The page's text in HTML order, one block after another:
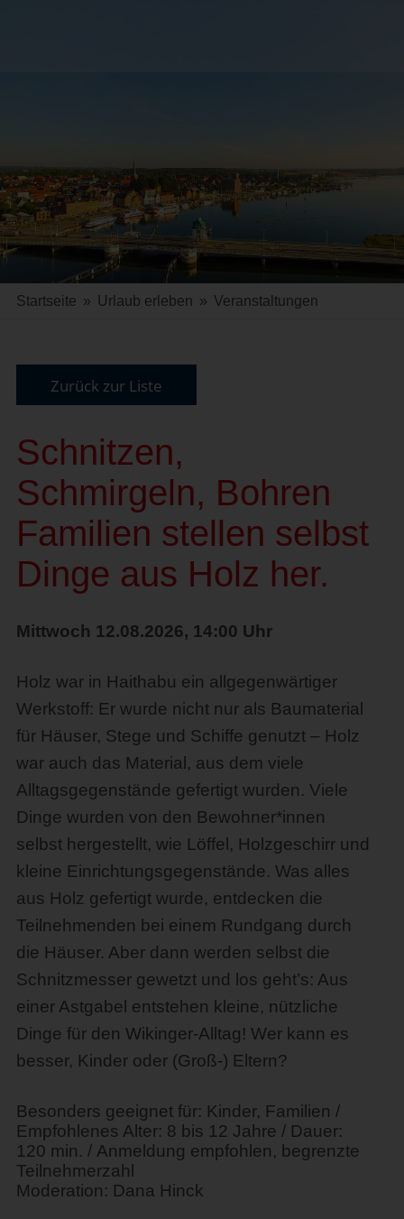
Startseite » Urlaub erleben » Veranstaltungen
Zurück zur Liste
Schnitzen,
Schmirgeln, Bohren
Familien stellen selbst
Dinge aus Holz her.
Mittwoch 12.08.2026, 14:00 Uhr
Holz war in Haithabu ein allgegenwärtiger
Werkstoff: Er wurde nicht nur als Baumaterial
für Häuser, Stege und Schiffe genutzt – Holz
war auch das Material, aus dem viele
Alltagsgegenstände gefertigt wurden. Viele
Dinge wurden von den Bewohner*innen
selbst hergestellt, wie Löffel, Holzgeschirr und
kleine Einrichtungsgegenstände. Was alles
aus Holz gefertigt wurde, entdecken die
Teilnehmenden bei einem Rundgang durch
die Häuser. Aber dann werden selbst die
Schnitzmesser gewetzt und los geht’s: Aus
einer Astgabel entstehen kleine, nützliche
Dinge für den Wikinger-Alltag! Wer kann es
besser, Kinder oder (Groß-) Eltern?
Besonders geeignet für: Kinder, Familien /
Empfohlenes Alter: 8 bis 12 Jahre / Dauer:
120 min. / Anmeldung empfohlen, begrenzte
Teilnehmerzahl
Moderation: Dana Hinck